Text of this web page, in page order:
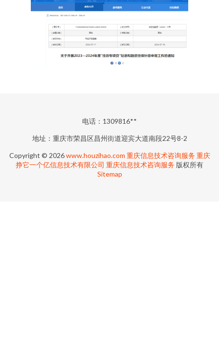
电话：1309816**
地址：重庆市荣昌区昌州街道迎宾大道南段22号8-2
Copyright © 2026www.houzihao.com 重庆信息技术咨询服务 重庆
挣它一个亿信息技术有限公司 重庆信息技术咨询服务 版权所有
Sitemap